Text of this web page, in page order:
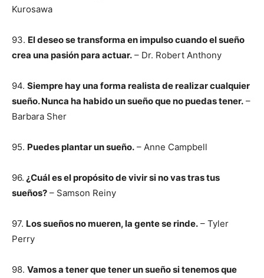
Kurosawa
93. El deseo se transforma en impulso cuando el sueño
crea una pasión para actuar. – Dr. Robert Anthony
94. Siempre hay una forma realista de realizar cualquier
sueño. Nunca ha habido un sueño que no puedas tener. –
Barbara Sher
95. Puedes plantar un sueño. – Anne Campbell
96. ¿Cuál es el propósito de vivir si no vas tras tus
sueños? – Samson Reiny
97. Los sueños no mueren, la gente se rinde. – Tyler
Perry
98. Vamos a tener que tener un sueño si tenemos que